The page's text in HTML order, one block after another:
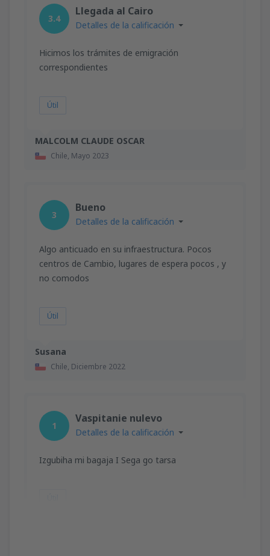
MALCOLM CLAUDE OSCAR
Chile, Mayo 2023
3.4
Llegada al Cairo
Detalles de la calificación
Hicimos los trámites de emigración
correspondientes
Útil
Susana
Chile, Diciembre 2022
3
Bueno
Detalles de la calificación
Algo anticuado en su infraestructura. Pocos
centros de Cambio, lugares de espera pocos , y
no comodos
Útil
1
Vaspitanie nulevo
Detalles de la calificación
Izgubiha mi bagaja I Sega go tarsa